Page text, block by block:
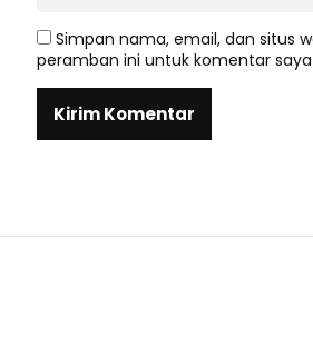
Simpan nama, email, dan situs
peramban ini untuk komentar